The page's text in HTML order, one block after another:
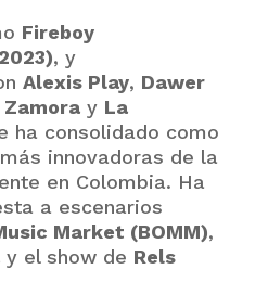
Fireboy
, y
Alexis Play, Dawer
y La
ha consolidado como
innovadoras de la
en Colombia. Ha
a escenarios
Market (BOMM),
y el show de Rels